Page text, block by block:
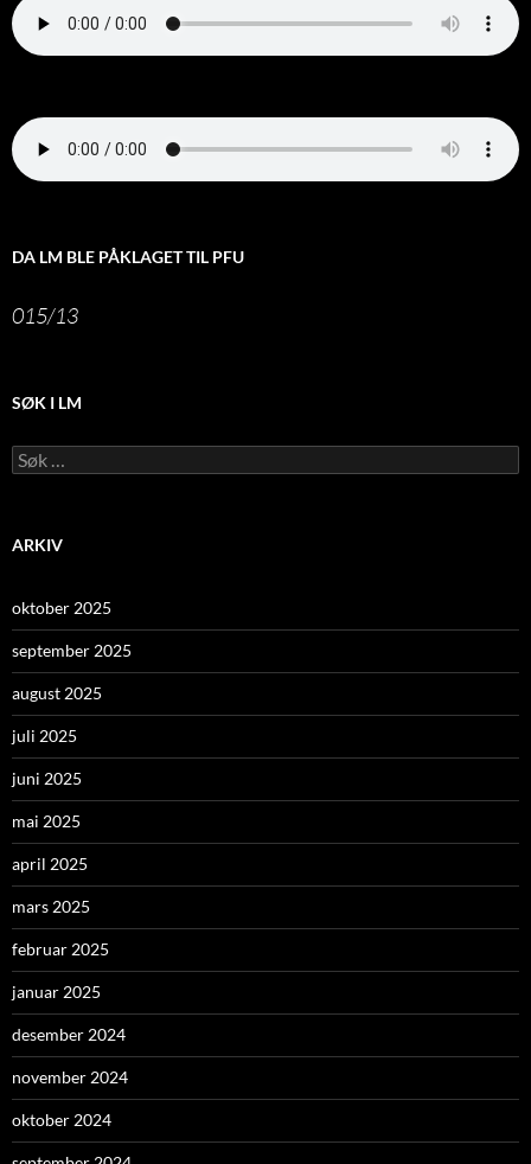
DA LM BLE PÅKLAGET TIL PFU
015/13
SØK I LM
Leit
etter:
ARKIV
oktober 2025
september 2025
august 2025
juli 2025
juni 2025
mai 2025
april 2025
mars 2025
februar 2025
januar 2025
desember 2024
november 2024
oktober 2024